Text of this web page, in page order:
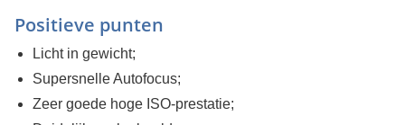
Positieve punten
Licht in gewicht;
Supersnelle Autofocus;
Zeer goede hoge ISO-prestatie;